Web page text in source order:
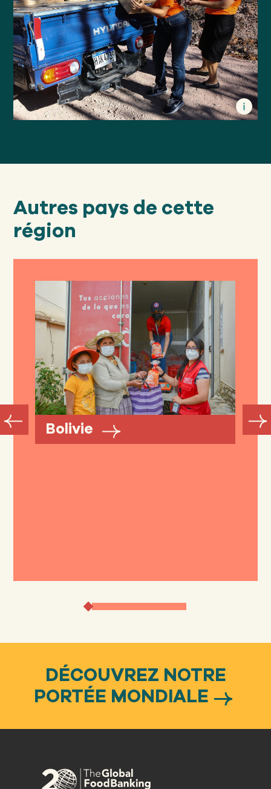
Autres pays de cette
région
Bolivie
DÉCOUVREZ NOTRE
PORTÉE MONDIALE